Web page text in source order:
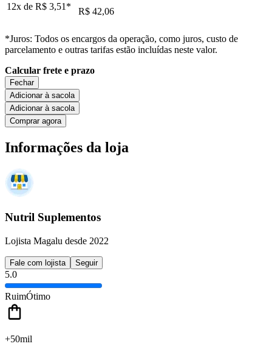
12x de R$ 3,51 * R$ 42,06
*Juros: Todos os encargos da operação, como juros, custo de
parcelamento e outras tarifas estão incluídas neste valor.
Calcular frete e prazo
Fechar
Adicionar à sacola
Adicionar à sacola
Comprar agora
Informações da loja
Nutril Suplementos
Lojista Magalu desde 2022
Fale com lojista Seguir
5.0
RuimÓtimo
+50mil